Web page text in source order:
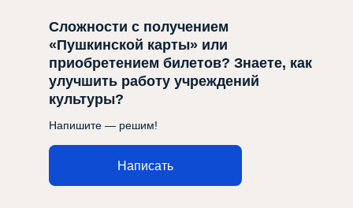
Сложности с получением
«Пушкинской карты» или
приобретением билетов? Знаете, как
улучшить работу учреждений
культуры?
Напишите — решим!
Написать